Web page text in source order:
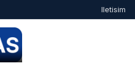
Iletisim